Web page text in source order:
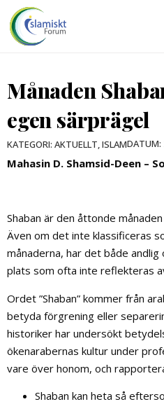
Månaden
egen särprägel
KATEGORI: AKTUELLT,ISLAMDATUM:
Mahasin D. Shamsid-Deen –
Shaban är den åttonde
Även om det inte klassificeras
månaderna, har det både
plats som ofta inte reflekteras
Ordet ”Shaban” kommer från
betyda förgrening eller
historiker har undersökt
ökenarabernas kultur under
vare över honom, och
Shaban kan heta så